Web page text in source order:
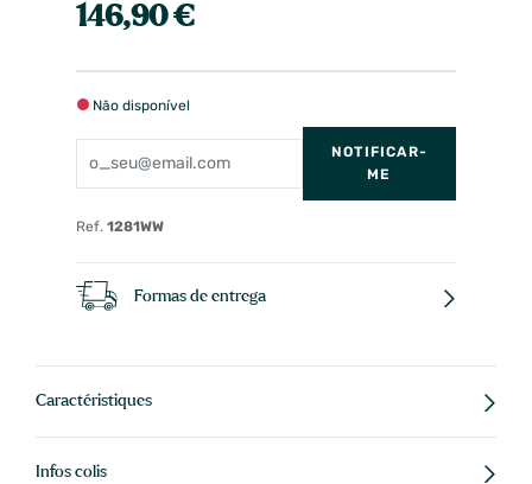
146,90 €
Não disponível
NOTIFICAR-
ME
Ref. 1281WW
Formas de entrega
Caractéristiques
Infos colis